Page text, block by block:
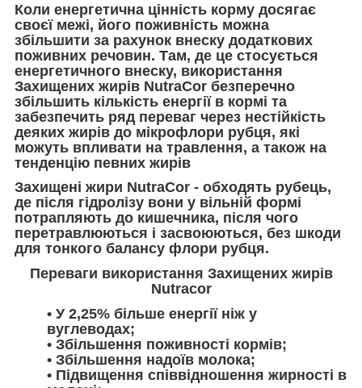
Коли енергетична цінність корму досягає
своєї межі, його поживність можна
збільшити за рахунок внеску додаткових
поживних речовин. Там, де це стосується
енергетичного внеску, використання
Захищених жирів NutraCor безперечно
збільшить кількість енергії в кормі та
забезпечить ряд переваг через нестійкість
деяких жирів до мікрофлори рубця, які
можуть впливати на травлення, а також на
тенденцію певних жирів
Захищені жири NutraCor - обходять рубець,
де після гідролізу вони у вільній формі
потрапляють до кишечника, після чого
перетравлюються і засвоюються, без шкоди
для тонкого балансу флори рубця.
Переваги використання Захищених жирів
Nutraсor
• У 2,25% більше енергії ніж у
вуглеводах;
• Збільшення поживності кормів;
• Збільшення надоїв молока;
• Підвищення співвідношення жирності в